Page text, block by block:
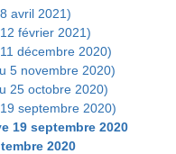
avril 2021)
février 2021)
décembre 2020)
5 novembre 2020)
25 octobre 2020)
septembre 2020)
19 septembre 2020
2020